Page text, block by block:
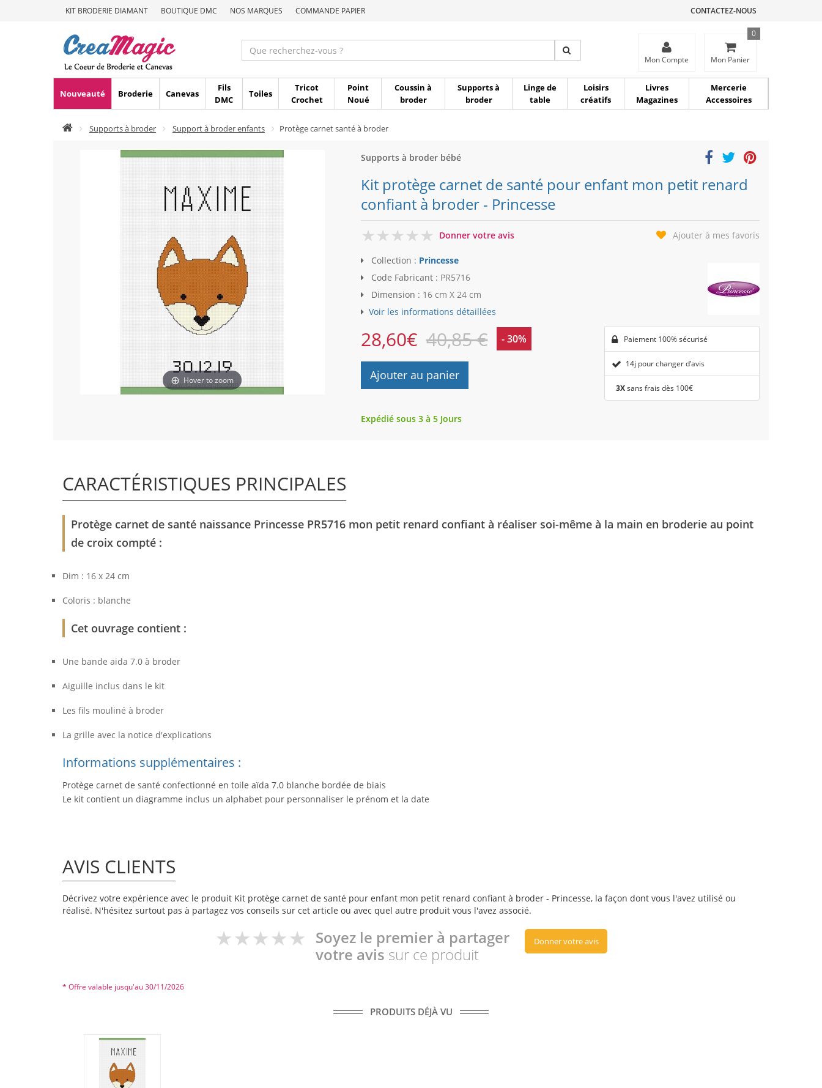
KIT BRODERIE DIAMANT BOUTIQUE DMC NOS MARQUES COMMANDE PAPIER CONTACTEZ-NOUS
Mon Compte Mon Panier
0
Nouveauté Broderie Canevas
Fils
DMC
Toiles
Tricot
Crochet
Point
Noué
Coussin à
broder
Supports à
broder
Linge de
table
Loisirs
créatifs
Livres
Magazines
Mercerie
Accessoires
Supports à broder Support à broder enfants Protège carnet santé à broder
Hover to zoom
Supports à broder bébé
Kit protège carnet de santé pour enfant mon petit renard
confiant à broder - Princesse
0
Donner votre avis Ajouter à mes favoris
Collection : Princesse
Code Fabricant : PR5716
Dimension : 16 cm X 24 cm
Voir les informations détaillées
28,60€ 40,85 € - 30%
Ajouter au panier
Paiement 100% sécurisé
14j pour changer d’avis
3Xsans frais dès 100€
Expédié sous 3 à 5 Jours
CARACTÉRISTIQUES PRINCIPALES
Protège carnet de santé naissance Princesse PR5716 mon petit renard confiant à réaliser soi-même à la main en broderie au point
de croix compté :
Dim : 16 x 24 cm
Coloris : blanche
Cet ouvrage contient :
Une bande aida 7.0 à broder
Aiguille inclus dans le kit
Les fils mouliné à broder
La grille avec la notice d'explications
Informations supplémentaires :
Protège carnet de santé confectionné en toile aïda 7.0 blanche bordée de biais
Le kit contient un diagramme inclus un alphabet pour personnaliser le prénom et la date
AVIS CLIENTS
Décrivez votre expérience avec le produit Kit protège carnet de santé pour enfant mon petit renard confiant à broder - Princesse, la façon dont vous l'avez utilisé ou
réalisé. N'hésitez surtout pas à partagez vos conseils sur cet article ou avec quel autre produit vous l'avez associé.
Soyez le premier à partager
votre avis sur ce produit
Donner votre avis
* Offre valable jusqu'au 30/11/2026
PRODUITS DÉJÀ VU